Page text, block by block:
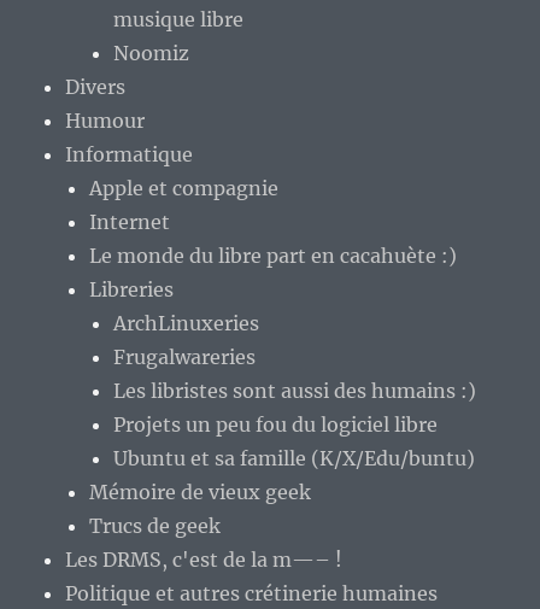
musique libre
Noomiz
Divers
Humour
Informatique
Apple et compagnie
Internet
Le monde du libre part en cacahuète :)
Libreries
ArchLinuxeries
Frugalwareries
Les libristes sont aussi des humains :)
Projets un peu fou du logiciel libre
Ubuntu et sa famille (K/X/Edu/buntu)
Mémoire de vieux geek
Trucs de geek
Les DRMS, c'est de la m—– !
Politique et autres crétinerie humaines